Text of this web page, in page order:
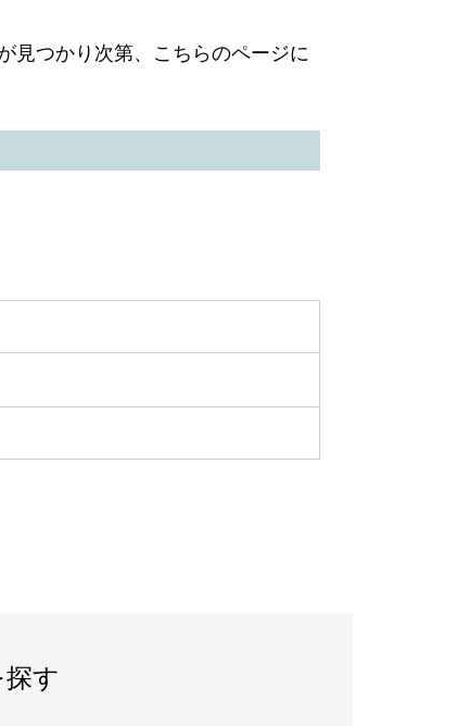
見つかり次第、こちらのページに
す